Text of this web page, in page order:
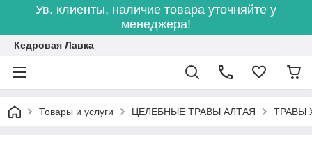
Ув. клиенты, наличие товара уточняйте у
менеджера!
Кедровая Лавка
Товары и услуги ЦЕЛЕБНЫЕ ТРАВЫ АЛТАЯ ТРАВЫ